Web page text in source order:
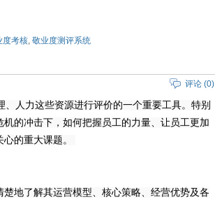
度考核, 敬业度测评系统
评论 (0)
人力这些资源进行评价的一个重要工具。特别
的冲击下，如何把握员工的力量、让员工更加
的重大课题。
地了解其运营模型、核心策略、经营优势及各